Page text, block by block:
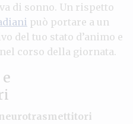
di sonno. Un rispetto
può portare a un
del tuo stato d’animo e
corso della giornata.